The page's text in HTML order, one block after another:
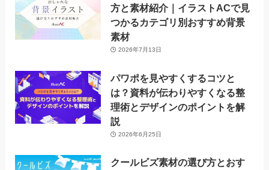
方と素材紹介｜イラストACで見
つかるカテゴリ別おすすめ背景
素材
2026年7月13日
パワポを見やすくするコツと
は？資料が伝わりやすくなる整
理術とデザインのポイントを解
説
2026年6月25日
クールビズ素材の選び方とおす